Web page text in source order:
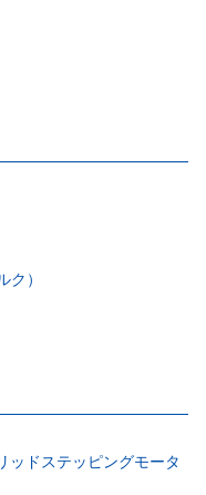
）
ッドステッピングモータ